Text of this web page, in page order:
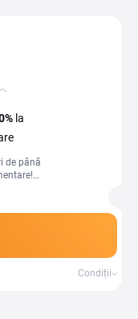
la
de până
Condiții